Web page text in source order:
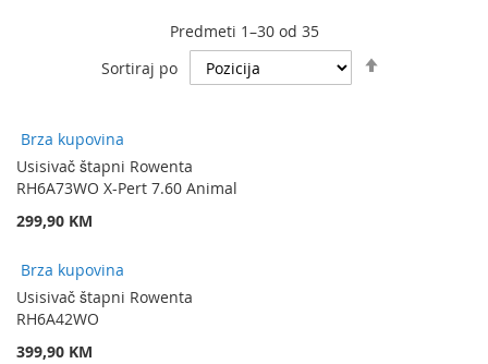
Predmeti 1–30od 35
Sortiraj po
Brza kupovina
Usisivač štapni Rowenta
RH6A73WO X-Pert 7.60 Animal
299,90 KM
Brza kupovina
Usisivač štapni Rowenta
RH6A42WO
399,90 KM